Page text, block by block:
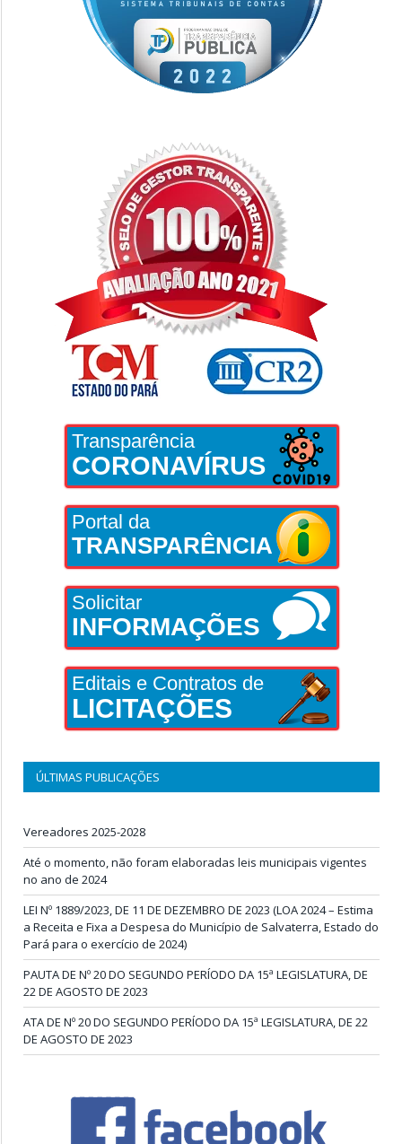
Transparência
CORONAVÍRUS
Portal da
TRANSPARÊNCIA
Solicitar
INFORMAÇÕES
Editais e Contratos de
LICITAÇÕES
ÚLTIMAS PUBLICAÇÕES
Vereadores 2025-2028
Até o momento, não foram elaboradas leis municipais vigentes
no ano de 2024
LEI Nº 1889/2023, DE 11 DE DEZEMBRO DE 2023 (LOA 2024 – Estima
a Receita e Fixa a Despesa do Município de Salvaterra, Estado do
Pará para o exercício de 2024)
PAUTA DE Nº 20 DO SEGUNDO PERÍODO DA 15ª LEGISLATURA, DE
22 DE AGOSTO DE 2023
ATA DE Nº 20 DO SEGUNDO PERÍODO DA 15ª LEGISLATURA, DE 22
DE AGOSTO DE 2023